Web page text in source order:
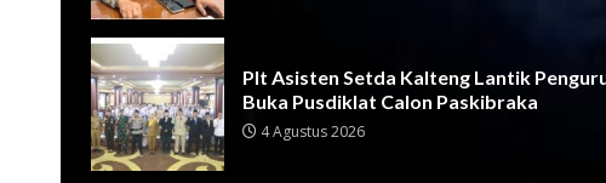
Plt Asisten Setda Kalteng Lantik
Buka Pusdiklat Calon Paskibraka
4 Agustus 2026